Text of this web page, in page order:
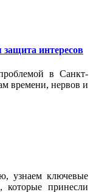
интересов
в Санкт-
времени, нервов и
узнаем ключевые
которые принесли